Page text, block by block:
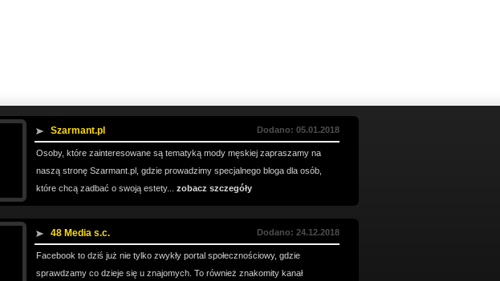
Szarmant.pl Dodano: 05.01.2018
Osoby, które zainteresowane są tematyką mody męskiej zapraszamy na
naszą stronę Szarmant.pl, gdzie prowadzimy specjalnego bloga dla osób,
które chcą zadbać o swoją estety... zobacz szczegóły
48 Media s.c. Dodano: 24.12.2018
Facebook to dziś już nie tylko zwykły portal społecznościowy, gdzie
sprawdzamy co dzieje się u znajomych. To również znakomity kanał